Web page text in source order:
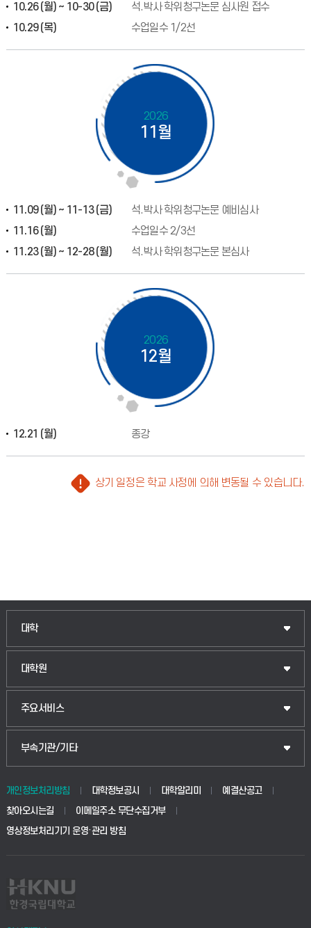
10.26 (월) ~ 10-30 (금)
석.박사 학위청구논문 심사원 접수
10.29 (목)
수업일수 1/2선
2026
11월
11.09 (월) ~ 11-13 (금)
석.박사 학위청구논문 예비심사
11.16 (월)
수업일수 2/3선
11.23 (월) ~ 12-28 (월)
석.박사 학위청구논문 본심사
2026
12월
12.21 (월) 종강
상기 일정은 학교 사정에 의해 변동될 수 있습니다.
대학
인문융합공공인재학부
법경영학부
생명공학부
사회안전시스템공학부
대학원
일반대학원
산업대학원
공공정책대학원
교육대학원
주요서비스
입학안내
웹메일
학사시스템(전문학사 및 전공심화)
사이버캠퍼스(전문학사 및 전공심화)
시설바로처리서비스
부속기관/기타
중앙도서관
학생생활관(안성)
산학협력단
개인정보처리방침 대학정보공시 대학알리미
예결산공고
찾아오시는길
이메일주소 무단수집거부
영상정보처리기기 운영·관리 방침